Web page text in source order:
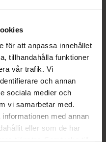
för att anpassa innehållet
tillhandahålla funktioner
vår trafik. Vi
och annan
sociala medier och
vi samarbetar med.
med annan
eller som de har
tjänster. Samtycke till